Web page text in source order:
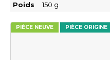
PIÈCE NEUVE PIÈCE ORIGINE
Poids 150 g